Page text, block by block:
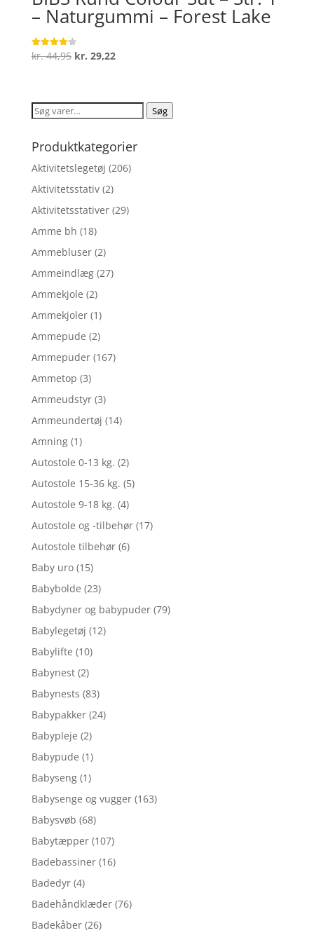
– Naturgummi – Forest Lake
Vurderet
4.2
kr.44,95 Den
var:
kr. 44,95.
kr. 29,22Den
er:
kr. 29,22.
Søg
Søg
Produktkategorier
Aktivitetslegetøj (206)
Aktivitetsstativ (2)
Aktivitetsstativer (29)
Amme bh (18)
Ammebluser (2)
Ammeindlæg (27)
Ammekjole (2)
Ammekjoler (1)
Ammepude (2)
Ammepuder (167)
Ammetop (3)
Ammeudstyr (3)
Ammeundertøj (14)
Amning (1)
Autostole 0-13 kg. (2)
Autostole 15-36 kg. (5)
Autostole 9-18 kg. (4)
Autostole og -tilbehør (17)
Autostole tilbehør (6)
Baby uro (15)
Babybolde (23)
Babydyner og babypuder (79)
Babylegetøj (12)
Babylifte (10)
Babynest (2)
Babynests (83)
Babypakker (24)
Babypleje (2)
Babypude (1)
Babyseng (1)
Babysenge og vugger (163)
Babysvøb (68)
Babytæpper (107)
Badebassiner (16)
Badedyr (4)
Badehåndklæder (76)
Badekåber (26)